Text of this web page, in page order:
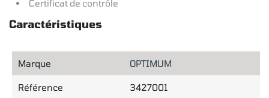
Certificat de contrôle
Caractéristiques
Marque OPTIMUM
Référence 3427001